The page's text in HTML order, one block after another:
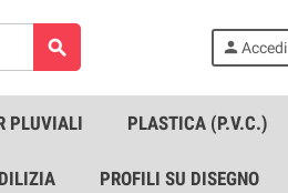
search person Accedi
PLUVIALI PLASTICA (P.V.C.)
PROFILI SU DISEGNO